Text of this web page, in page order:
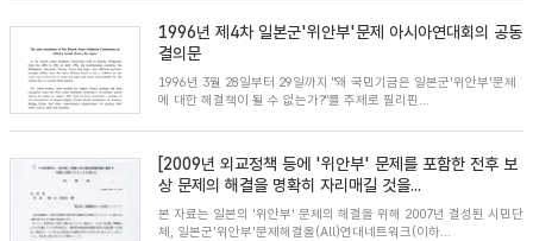
1996년 제4차 일본군'위안부'문제 아시아연대회의 공동
결의문
1996년 3월 28일부터 29일까지 "왜 국민기금은 일본군'위안부'문제
에 대한 해결책이 될 수 없는가?"를 주제로 필리핀...
[2009년 외교정책 등에 '위안부' 문제를 포함한 전후 보
상 문제의 해결을 명확히 자리매길 것을...
본 자료는 일본의 '위안부' 문제의 해결을 위해 2007년 결성된 시민단
체, 일본군'위안부'문제해결올(All)연대네트워크(이하...